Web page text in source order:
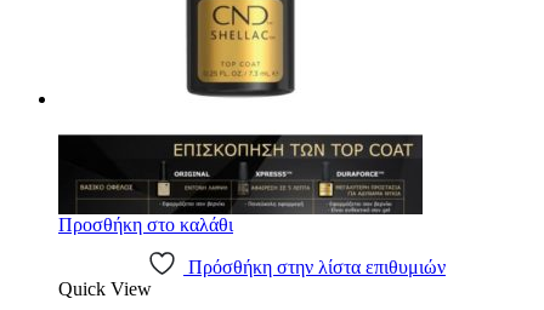
Προσθήκη στο καλάθι
Πρόσθήκη στην λίστα επιθυμιών
Quick View